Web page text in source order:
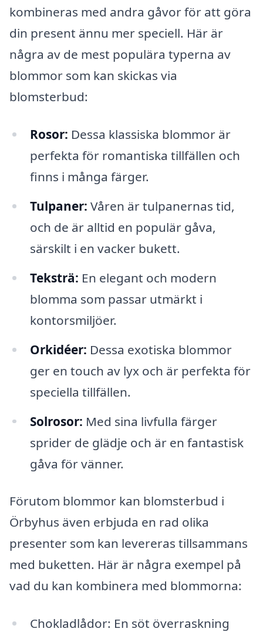
kombineras med andra gåvor för att göra
din present ännu mer speciell. Här är
några av de mest populära typerna av
blommor som kan skickas via
blomsterbud:
Rosor: Dessa klassiska blommor är
perfekta för romantiska tillfällen och
finns i många färger.
Tulpaner: Våren är tulpanernas tid,
och de är alltid en populär gåva,
särskilt i en vacker bukett.
Teksträ: En elegant och modern
blomma som passar utmärkt i
kontorsmiljöer.
Orkidéer: Dessa exotiska blommor
ger en touch av lyx och är perfekta för
speciella tillfällen.
Solrosor: Med sina livfulla färger
sprider de glädje och är en fantastisk
gåva för vänner.
Förutom blommor kan blomsterbud i
Örbyhus även erbjuda en rad olika
presenter som kan levereras tillsammans
med buketten. Här är några exempel på
vad du kan kombinera med blommorna:
Chokladlådor: En söt överraskning